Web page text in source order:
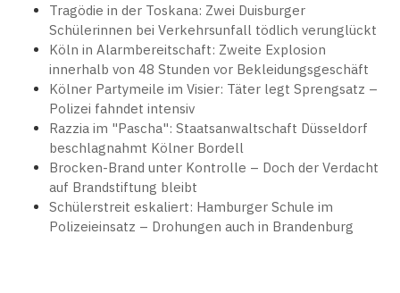
Tragödie in der Toskana: Zwei Duisburger
Schülerinnen bei Verkehrsunfall tödlich verunglückt
Köln in Alarmbereitschaft: Zweite Explosion
innerhalb von 48 Stunden vor Bekleidungsgeschäft
Kölner Partymeile im Visier: Täter legt Sprengsatz –
Polizei fahndet intensiv
Razzia im "Pascha": Staatsanwaltschaft Düsseldorf
beschlagnahmt Kölner Bordell
Brocken-Brand unter Kontrolle – Doch der Verdacht
auf Brandstiftung bleibt
Schülerstreit eskaliert: Hamburger Schule im
Polizeieinsatz – Drohungen auch in Brandenburg